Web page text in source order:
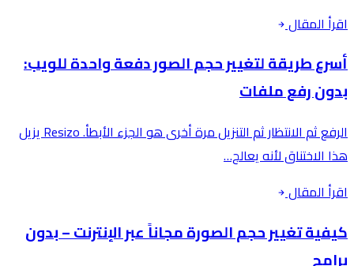
اقرأ المقال
أسرع طريقة لتغيير حجم الصور دفعة واحدة للويب:
بدون رفع ملفات
الرفع ثم الانتظار ثم التنزيل مرة أخرى هو الجزء الأبطأ. Resizo يزيل
هذا الاختناق لأنه يعالج…
اقرأ المقال
كيفية تغيير حجم الصورة مجاناً عبر الإنترنت – بدون
برامج